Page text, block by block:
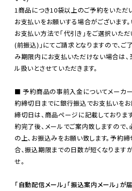
1商品につき10袋以上のご予約をいただ
お支払いをお願いする場合がございます。
お支払い方法で「代引き」をご選択いただ
(前振込)」にてご請求となりますので、ご
み期限内にお支払いただけない場合は、
ル扱いとさせていただきます。
■ 予約商品の事前入金についてメーカ
約締切日までに銀行振込でお支払いをお
締切日は、商品ページに記載しておりま
約完了後、メールでご案内致しますので
の上、お振込みをお願い致します。予約
合、振込期限までの日数が短くなります
せ。
「自動配信メール」「振込案内メール」